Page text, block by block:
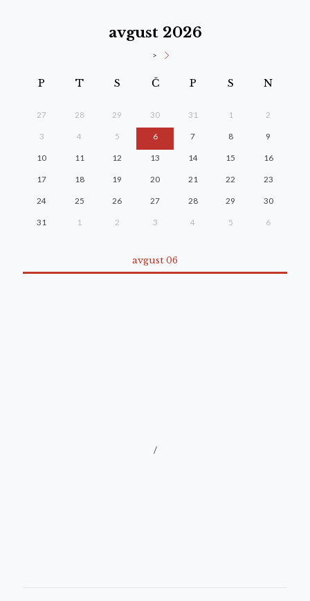
avgust 2026
>
P T S Č P S N
27 28 29 30 31 1 2
3 4 5 6 7 8 9
10 11 12 13 14 15 16
17 18 19 20 21 22 23
24 25 26 27 28 29 30
31 1 2 3 4 5 6
avgust 06
/